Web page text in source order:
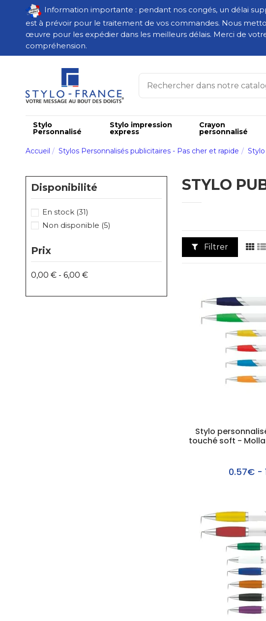
Information importante : pendant nos congés, un délai
est à prévoir pour le traitement de vos commandes. Nous
œuvre pour les expédier dans les meilleurs délais. Merci de
compréhension.
Stylo
Personnalisé
Stylo impression
express
Crayon
personnalisé
Accueil Stylos Personnalisés publicitaires - Pas cher et rapide
STYLO
Filtrer
Stylo
touché soft -
0.57€ -
Disponibilité
En stock (31)
Non disponible (5)
Prix
0,00 € - 6,00 €